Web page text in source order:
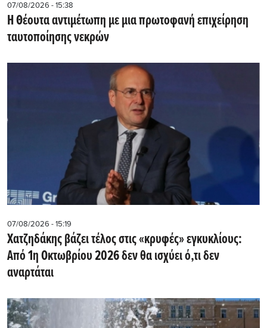
07/08/2026 - 15:38
Η Θέουτα αντιμέτωπη με μια πρωτοφανή επιχείρηση
ταυτοποίησης νεκρών
07/08/2026 - 15:19
Χατζηδάκης βάζει τέλος στις «κρυφές» εγκυκλίους:
Από 1η Οκτωβρίου 2026 δεν θα ισχύει ό,τι δεν
αναρτάται